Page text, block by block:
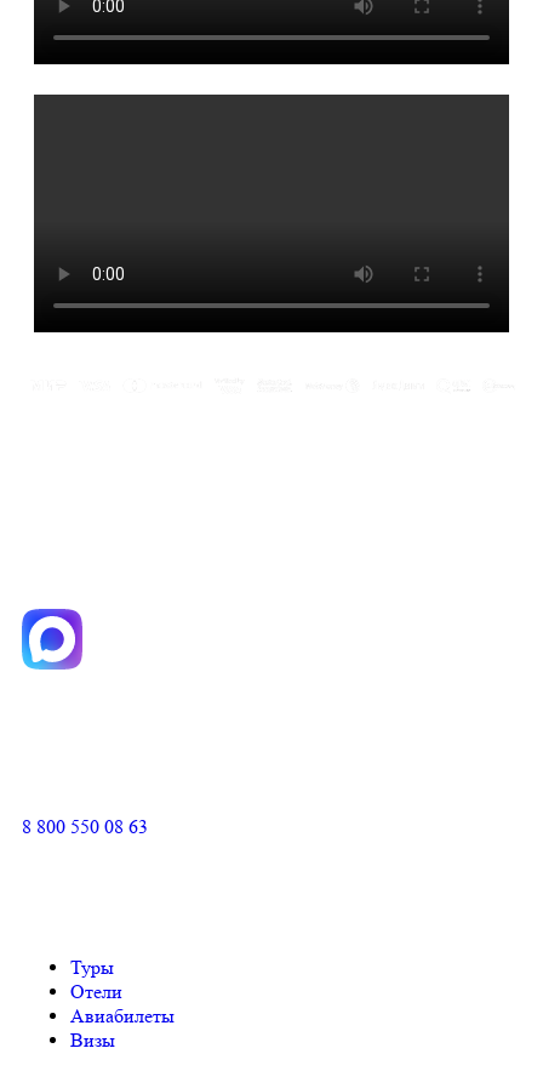
8 800 550 08 63
Туры
Отели
Авиабилеты
Визы